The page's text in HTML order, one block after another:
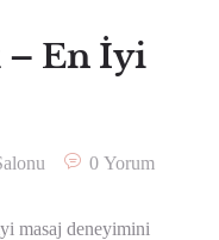
– En İyi
0 Yorum
masaj deneyimini